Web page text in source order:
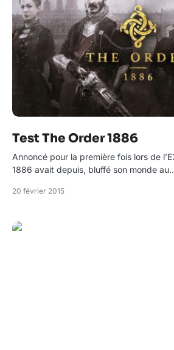
Test The Order 1886
Annoncé pour la première fois lors de
1886 avait depuis, bluffé son monde
20 février 2015